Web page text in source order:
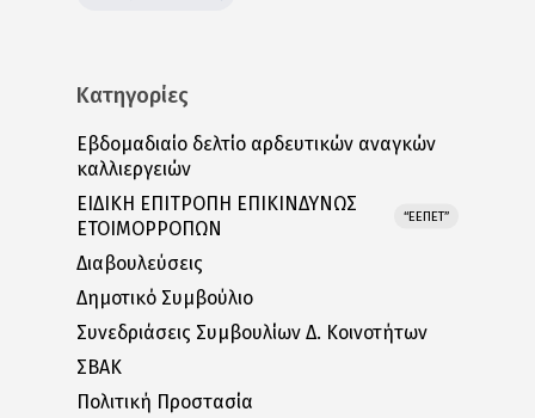
Κατηγορίες
Εβδομαδιαίο δελτίο αρδευτικών αναγκών
καλλιεργειών
ΕΙΔΙΚΗ ΕΠΙΤΡΟΠΗ ΕΠΙΚΙΝΔΥΝΩΣ
ΕΤΟΙΜΟΡΡΟΠΩΝ
“ΕΕΠΕΤ”
Διαβουλεύσεις
Δημοτικό Συμβούλιο
Συνεδριάσεις Συμβουλίων Δ. Κοινοτήτων
ΣΒΑΚ
Πολιτική Προστασία